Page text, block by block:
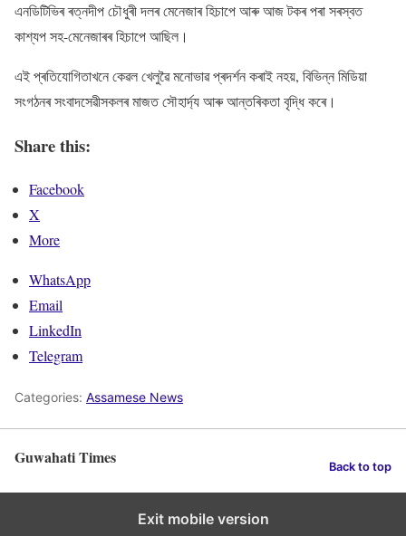
এনডিটিভিৰ ৰত্নদীপ চৌধুৰী দলৰ মেনেজাৰ হিচাপে আৰু আজ টকৰ পৰা সৰস্বত
কাশ্যপ সহ-মেনেজাৰৰ হিচাপে আছিল।
এই প্ৰতিযোগিতাখনে কেৱল খেলুৱৈ মনোভাৱ প্ৰদৰ্শন কৰাই নহয়, বিভিন্ন মিডিয়া
সংগঠনৰ সংবাদসেৱীসকলৰ মাজত সৌহাৰ্দ্য আৰু আন্তৰিকতা বৃদ্ধি কৰে।
Share this:
Facebook
X
More
WhatsApp
Email
LinkedIn
Telegram
Categories: Assamese News
Guwahati Times Back to top
Exit mobile version